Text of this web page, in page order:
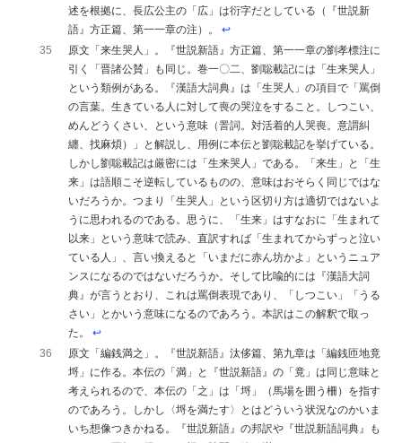
述を根拠に、長広公主の「広」は衍字だとしている（『世説新
語』方正篇、第一一章の注）。↩︎
35
原文「来生哭人」。『世説新語』方正篇、第一一章の劉孝標注に
引く「晋諸公賛」も同じ。巻一〇二、劉聡載記には「生来哭人」
という類例がある。『漢語大詞典』は「生哭人」の項目で「罵倒
の言葉。生きている人に対して喪の哭泣をすること。しつこい、
めんどうくさい、という意味（詈詞。対活着的人哭喪。意謂糾
纏、找麻煩）」と解説し、用例に本伝と劉聡載記を挙げている。
しかし劉聡載記は厳密には「生来哭人」である。「来生」と「生
来」は語順こそ逆転しているものの、意味はおそらく同じではな
いだろうか。つまり「生哭人」という区切り方は適切ではないよ
うに思われるのである。思うに、「生来」はすなおに「生まれて
以来」という意味で読み、直訳すれば「生まれてからずっと泣い
ている人」、言い換えると「いまだに赤ん坊かよ」というニュア
ンスになるのではないだろうか。そして比喩的には『漢語大詞
典』が言うとおり、これは罵倒表現であり、「しつこい」「うる
さい」とかいう意味になるのであろう。本訳はこの解釈で取っ
た。↩︎
36
原文「編銭満之」。『世説新語』汰侈篇、第九章は「編銭匝地竟
埒」に作る。本伝の「満」と『世説新語』の「竟」は同じ意味と
考えられるので、本伝の「之」は「埒」（馬場を囲う柵）を指す
のであろう。しかし〈埒を満たす〉とはどういう状況なのかいま
いち想像つきかねる。『世説新語』の邦訳や『世説新語詞典』も